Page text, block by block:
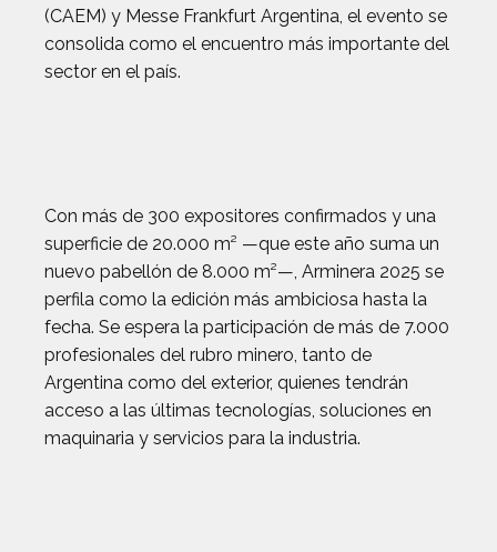
(CAEM) y Messe Frankfurt Argentina, el evento se
consolida como el encuentro más importante del
sector en el país.
Con más de 300 expositores confirmados y una
superficie de 20.000 m² —que este año suma un
nuevo pabellón de 8.000 m²—, Arminera 2025 se
perfila como la edición más ambiciosa hasta la
fecha. Se espera la participación de más de 7.000
profesionales del rubro minero, tanto de
Argentina como del exterior, quienes tendrán
acceso a las últimas tecnologías, soluciones en
maquinaria y servicios para la industria.